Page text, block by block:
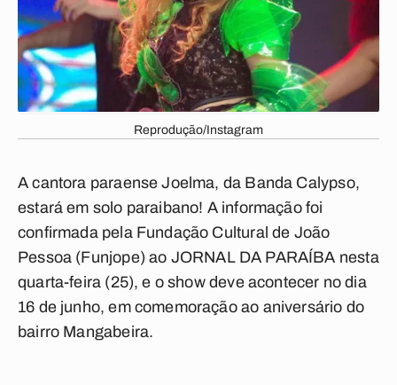
Reprodução/Instagram
A cantora paraense Joelma, da Banda Calypso,
estará em solo paraibano! A informação foi
confirmada pela Fundação Cultural de João
Pessoa (Funjope) ao JORNAL DA PARAÍBA nesta
quarta-feira (25), e o show deve acontecer no dia
16 de junho, em comemoração ao aniversário do
bairro Mangabeira.